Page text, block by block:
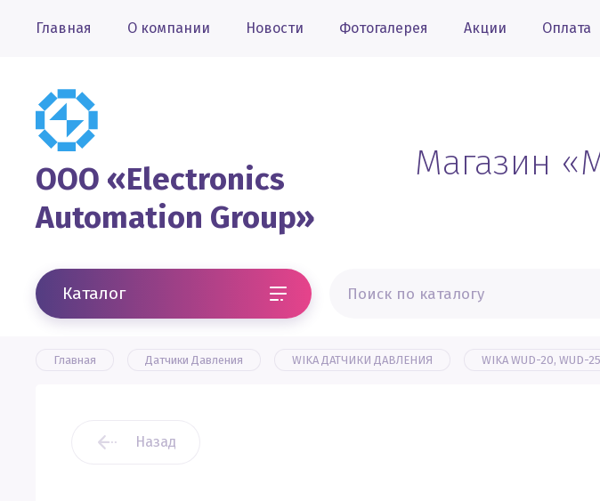
Главная О компании Новости Фотогалерея Акции Оплата
OOO «Electronics
Automation Group»
Магазин
Каталог
Главная Датчики Давления WIKA ДАТЧИКИ ДАВЛЕНИЯ WIKA WUD-20,
Назад